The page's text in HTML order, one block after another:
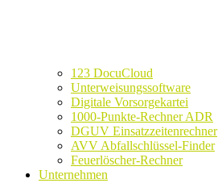
123 DocuCloud
Unterweisungssoftware
Digitale Vorsorgekartei
1000-Punkte-Rechner ADR
DGUV Einsatzzeitenrechner
AVV Abfallschlüssel-Finder
Feuerlöscher-Rechner
Unternehmen